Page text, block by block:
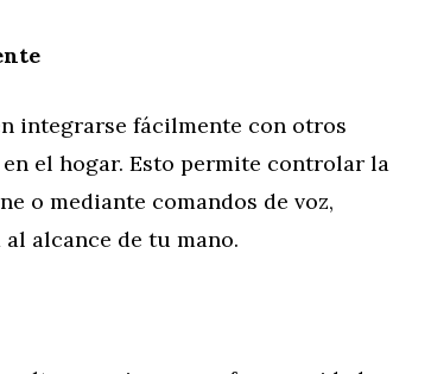
integrarse fácilmente con otros
el hogar. Esto permite controlar la
o mediante comandos de voz,
alcance de tu mano.